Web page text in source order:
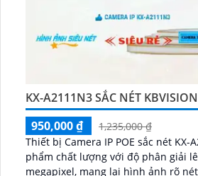
KX-A2111N3 SẮC NÉT KBVISION
950,000 ₫
1,235,000 ₫
Thiết bị Camera IP POE sắc nét KX-
phẩm chất lượng với độ phân giải
megapixel, mang lại hình ảnh rõ nét. Thiết bị